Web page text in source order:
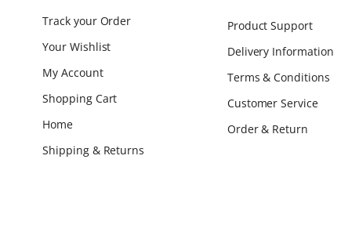
Track your Order
Your Wishlist
My Account
Shopping Cart
Home
Shipping & Returns
Product Support
Delivery Information
Terms & Conditions
Customer Service
Order & Return